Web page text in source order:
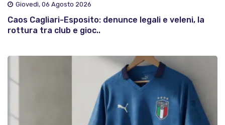
Giovedì, 06 Agosto 2026
Caos Cagliari-Esposito: denunce legali e veleni, la
rottura tra club e gioc..